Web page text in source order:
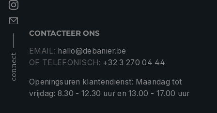
connect
CONTACTEER ONS
EMAIL: hallo@debanier.be
OF TELEFONISCH: +32 3 270 04 44
Openingsuren klantendienst: Maandag tot
vrijdag: 8.30 - 12.30 uur en 13.00 - 17.00 uur